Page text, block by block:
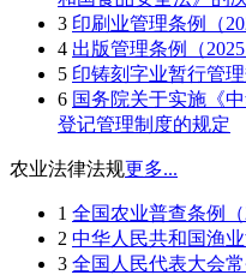
3 印刷业管理条例（
4 出版管理条例（2025
5 印铸刻字业暂行管理
6 国务院关于实施《
登记管理制度的规定
农业法律法规更多...
1 全国农业普查条例（
2 中华人民共和国渔业
3 全国人民代表大会